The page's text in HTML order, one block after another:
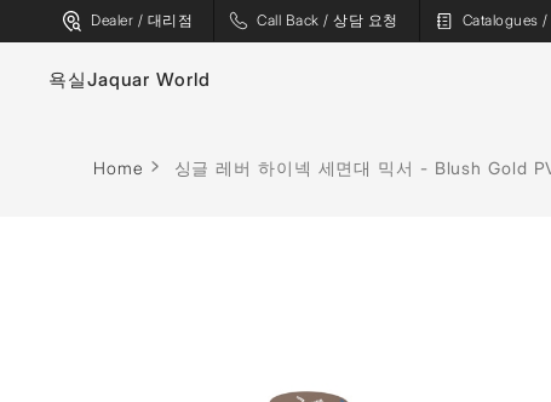
Dealer / 대리점 Call Back / 상담 요청 Catalogues
욕실
수도꼭지 욕조
Jaquar World
Home 싱글 레버 하이넥 세면대 믹서 - Blush Gold